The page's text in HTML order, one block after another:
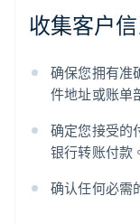
收集客户
确保您拥有准
件地址或账单
确定您接受的
银行转账付款
确认任何必需